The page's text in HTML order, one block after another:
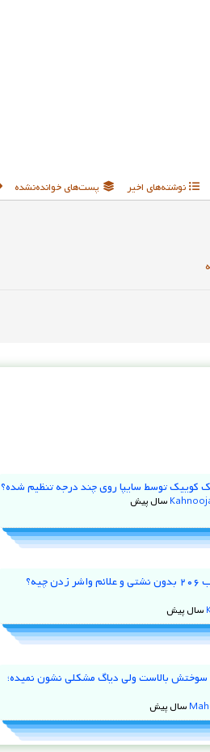
نوشته‌های اخیر پست‌های خوانده‌نشده
کوییک توسط سایپا روی چند درجه تنظیم شده؟
علت کم شدن آب ۲۰۶ بدون نشتی و علائم واشر زدن چیه؟
مصرف سوختش بالاست ولی دیاگ مشکلی نشون نمیده؛